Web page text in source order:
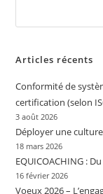
Articles récents
Conformité de
certification (selon
3 août 2026
Déployer une
18 mars 2026
EQUICOACHING :
16 février 2026
Voeux 2026 –